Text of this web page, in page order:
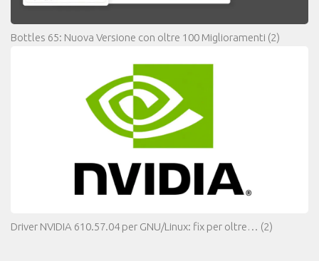
Bottles 65: Nuova Versione con oltre 100 Miglioramenti (2)
Driver NVIDIA 610.57.04 per GNU/Linux: fix per oltre… (2)